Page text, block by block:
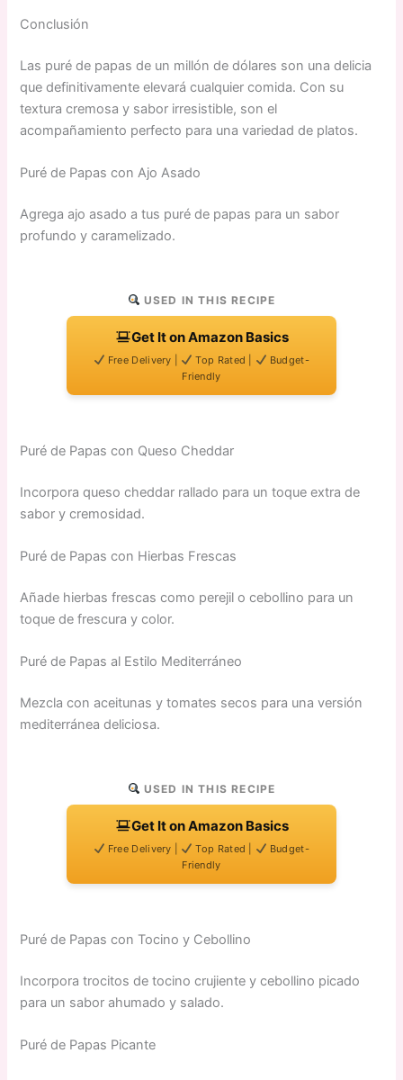
Conclusión
Las puré de papas de un millón de dólares son una delicia
que definitivamente elevará cualquier comida. Con su
textura cremosa y sabor irresistible, son el
acompañamiento perfecto para una variedad de platos.
Puré de Papas con Ajo Asado
Agrega ajo asado a tus puré de papas para un sabor
profundo y caramelizado.
USED IN THIS RECIPE
Get It on Amazon Basics
Free Delivery | Top Rated |
Budget-
Friendly
Puré de Papas con Queso Cheddar
Incorpora queso cheddar rallado para un toque extra de
sabor y cremosidad.
Puré de Papas con Hierbas Frescas
Añade hierbas frescas como perejil o cebollino para un
toque de frescura y color.
Puré de Papas al Estilo Mediterráneo
Mezcla con aceitunas y tomates secos para una versión
mediterránea deliciosa.
USED IN THIS RECIPE
Get It on Amazon Basics
Free Delivery | Top Rated |
Budget-
Friendly
Puré de Papas con Tocino y Cebollino
Incorpora trocitos de tocino crujiente y cebollino picado
para un sabor ahumado y salado.
Puré de Papas Picante